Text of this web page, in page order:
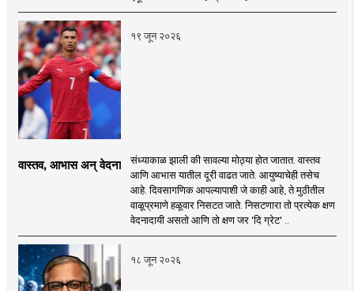
१९ जून २०२६
वास्तव, आभास अन् वेदना
संध्याकाळ झाली की सावल्या मोठ्या होत जातात. वास्तव
आणि आभास यातील दूरी वाढत जाते. आयुष्याचेही तसेच
आहे. दिवसागणिक आपल्यापाशी जे काही आहे, ते मुठीतील
वाळूप्रमाणे हळूवार निसटत जाते. निसटणारा तो प्रत्येक क्षण
वेदनादायी असतो आणि तो क्षण जर 'दि ग्रेट' ..
१८ जून २०२६